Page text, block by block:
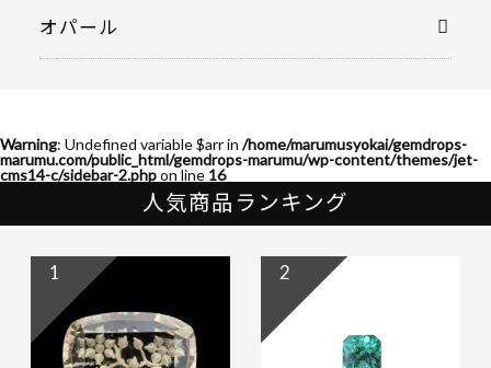
オパール
Warning: Undefined variable $arr in /home/marumusyokai/gemdrops-
marumu.com/public_html/gemdrops-marumu/wp-content/themes/jet-
cms14-c/sidebar-2.phpon line 16
人気商品ランキング
1 2